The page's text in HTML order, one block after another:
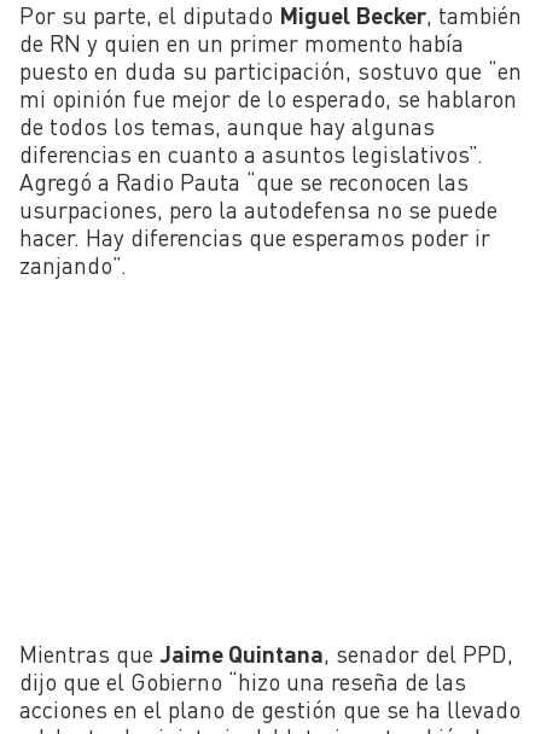
Por su parte, el diputado Miguel Becker, también
de RN y quien en un primer momento había
puesto en duda su participación, sostuvo que “en
mi opinión fue mejor de lo esperado, se hablaron
de todos los temas, aunque hay algunas
diferencias en cuanto a asuntos legislativos”.
Agregó a Radio Pauta “que se reconocen las
usurpaciones, pero la autodefensa no se puede
hacer. Hay diferencias que esperamos poder ir
zanjando”.
Mientras que Jaime Quintana, senador del PPD,
dijo que el Gobierno “hizo una reseña de las
acciones en el plano de gestión que se ha llevado